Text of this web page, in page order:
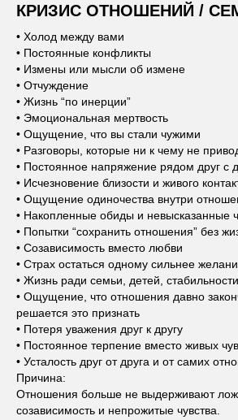
КРИЗИС ОТНОШЕНИЙ /
• Холод между вами
• Постоянные конфликты
• Измены или мысли об измене
• Отчуждение
• Жизнь “по инерции”
• Эмоциональная мертвость
• Ощущение, что вы стали чужими
• Разговоры, которые ни к чему не
• Постоянное напряжение рядом друг с
• Исчезновение близости и живого
• Ощущение одиночества внутри
• Накопленные обиды и невысказанные
• Попытки “сохранить отношения” без
• Созависимость вместо любви
• Страх остаться одному сильнее
• Жизнь ради семьи, детей,
• Ощущение, что отношения давно
решается это признать
• Потеря уважения друг к другу
• Постоянное терпение вместо живых
• Усталость друг от друга и от самих
Причина:
Отношения больше не выдерживают
созависимость и непрожитые чувства.